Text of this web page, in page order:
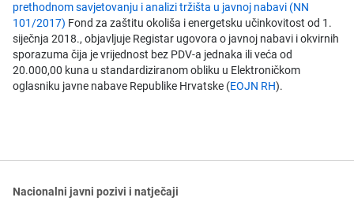
prethodnom savjetovanju i analizi tržišta u javnoj nabavi (NN
101/2017) Fond za zaštitu okoliša i energetsku učinkovitost od 1.
siječnja 2018., objavljuje Registar ugovora o javnoj nabavi i okvirnih
sporazuma čija je vrijednost bez PDV-a jednaka ili veća od
20.000,00 kuna u standardiziranom obliku u Elektroničkom
oglasniku javne nabave Republike Hrvatske (EOJN RH).
Nacionalni javni pozivi i natječaji